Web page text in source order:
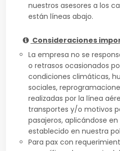
nuestros asesores a los
están líneas abajo.
Consideraciones
La empresa no se
o retrasos ocasionados
condiciones climáticas,
sociales,
realizadas por la línea
transportes y/o motivos
pasajeros, aplicándose
establecido en nuestra
Para pax con